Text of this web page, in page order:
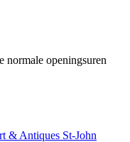
normale openingsuren
& Antiques St-John